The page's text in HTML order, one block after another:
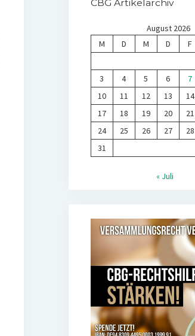
CBG Artikelarchiv
August 2026
M
D M D F
3
4 5 6 7
10
11 12 13 14
17
18 19 20 21
24
25 26 27 28
31
« Juli